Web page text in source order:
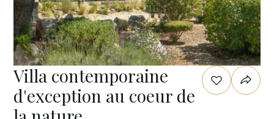
Villa contemporaine
d'exception au coeur de